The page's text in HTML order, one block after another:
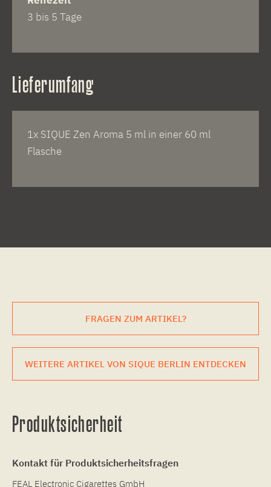
3 bis 5 Tage
Lieferumfang
1x SIQUE Zen Aroma 5 ml in einer 60 ml
Flasche
FRAGEN ZUM ARTIKEL?
WEITERE ARTIKEL VON SIQUE BERLIN ENTDECKEN
Produktsicherheit
Kontakt für Produktsicherheitsfragen
FEAL Electronic Cigarettes GmbH